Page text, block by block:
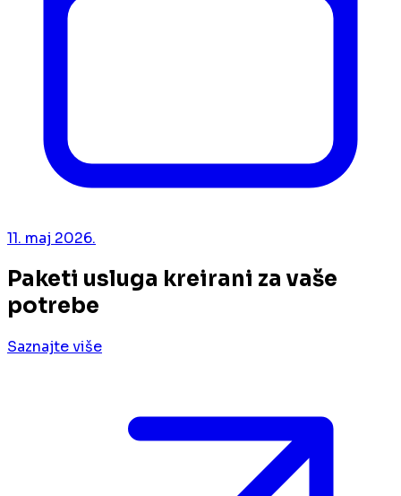
11. maj 2026.
Paketi usluga kreirani za vaše
potrebe
Saznajte više